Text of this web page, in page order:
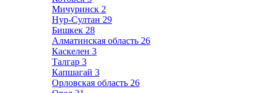
Мичуринск 2
Нур-Султан 29
Бишкек 28
Алматинская область 26
Каскелен 3
Талгар 3
Капшагай 3
Орловская область 26